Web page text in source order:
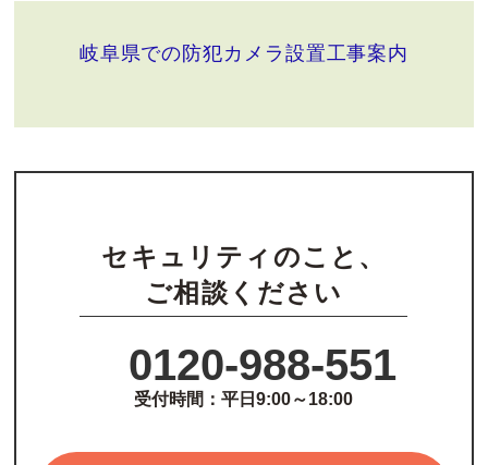
岐阜県での防犯カメラ設置工事案内
セキュリティのこと、
ご相談ください
0120-988-551
受付時間：平日9:00～18:00